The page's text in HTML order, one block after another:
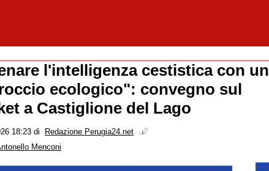
l'intelligenza cestistica con un
ecologico": convegno sul
a Castiglione del Lago
18:23 di
Redazione Perugia24.net
Menconi